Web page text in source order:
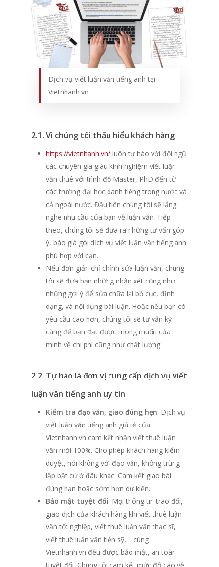
Dịch vụ viết luận văn tiếng anh tại
Vietnhanh.vn
2.1. Vì chúng tôi thấu hiểu khách hàng
https://vietnhanh.vn/ luôn tự hào với đội ngũ
các chuyên gia giàu kinh nghiệm viết luận
văn thuê với trình độ Master, PhD đến từ
các trường đại học danh tiếng trong nước và
cả ngoài nước. Đầu tiên chúng tôi sẽ lắng
nghe nhu cầu của bạn về luận văn. Tiếp
theo, chúng tôi sẽ đưa ra những tư vấn góp
ý, báo giá gói dịch vụ viết luận văn tiếng anh
phù hợp với bạn.
Nếu đơn giản chỉ chỉnh sửa luận văn, chúng
tôi sẽ đưa bạn những nhận xét cũng như
những gợi ý để sửa chữa lại bố cục, định
dạng, và nội dụng bài luận. Hoặc nếu bạn có
yêu cầu cao hơn, chúng tôi sẽ tư vấn kỹ
càng để bạn đạt được mong muốn của
mình về chi phí cũng như chất lượng.
2.2. Tự hào là đơn vị cung cấp dịch vụ viết
luận văn tiếng anh uy tín
Kiểm tra đạo văn, giao đúng hẹn: Dịch vụ
viết luận văn tiếng anh giá rẻ của
Vietnhanh.vn cam kết nhận viết thuê luận
văn mới 100%. Cho phép khách hàng kiểm
duyệt, nói không với đạo văn, không trùng
lặp bất cứ ở đâu khác. Cam kết giao bài
đúng hạn hoặc sớm hơn dự kiến.
Bảo mật tuyệt đối: Mọi thông tin trao đổi,
giao dịch của khách hàng khi viết thuê luận
văn tốt nghiệp, viết thuê luận văn thạc sĩ,
viết thuê luận văn tiến sỹ,… cùng
Vietnhanh.vn đều được bảo mật, an toàn
tuyệt đối. Chúng tôi cam kết mức độ cao về